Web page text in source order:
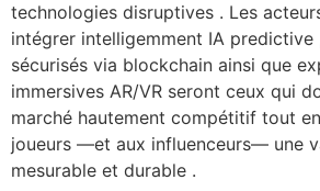
technologies disruptives . Les
intégrer intelligemment IA predictive
sécurisés via blockchain ainsi que
immersives AR/VR seront ceux qui
marché hautement compétitif tout
joueurs —et aux influenceurs— une
mesurable et durable .